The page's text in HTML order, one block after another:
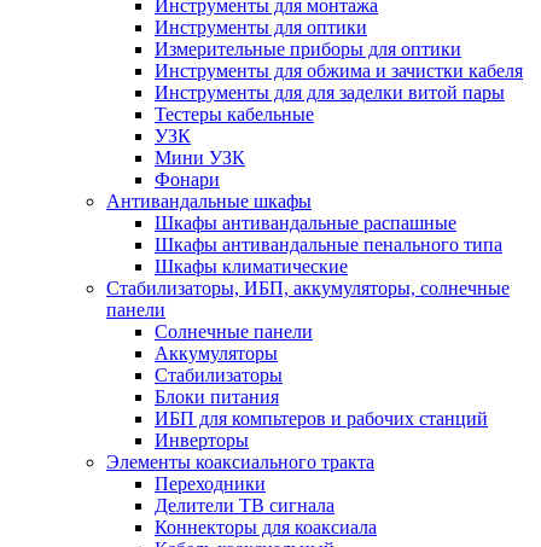
Инструменты для монтажа
Инструменты для оптики
Измерительные приборы для оптики
Инструменты для обжима и зачистки кабеля
Инструменты для для заделки витой пары
Тестеры кабельные
УЗК
Мини УЗК
Фонари
Антивандальные шкафы
Шкафы антивандальные распашные
Шкафы антивандальные пенального типа
Шкафы климатические
Стабилизаторы, ИБП, аккумуляторы, солнечные
панели
Солнечные панели
Аккумуляторы
Стабилизаторы
Блоки питания
ИБП для компьтеров и рабочих станций
Инверторы
Элементы коаксиального тракта
Переходники
Делители ТВ сигнала
Коннекторы для коаксиала